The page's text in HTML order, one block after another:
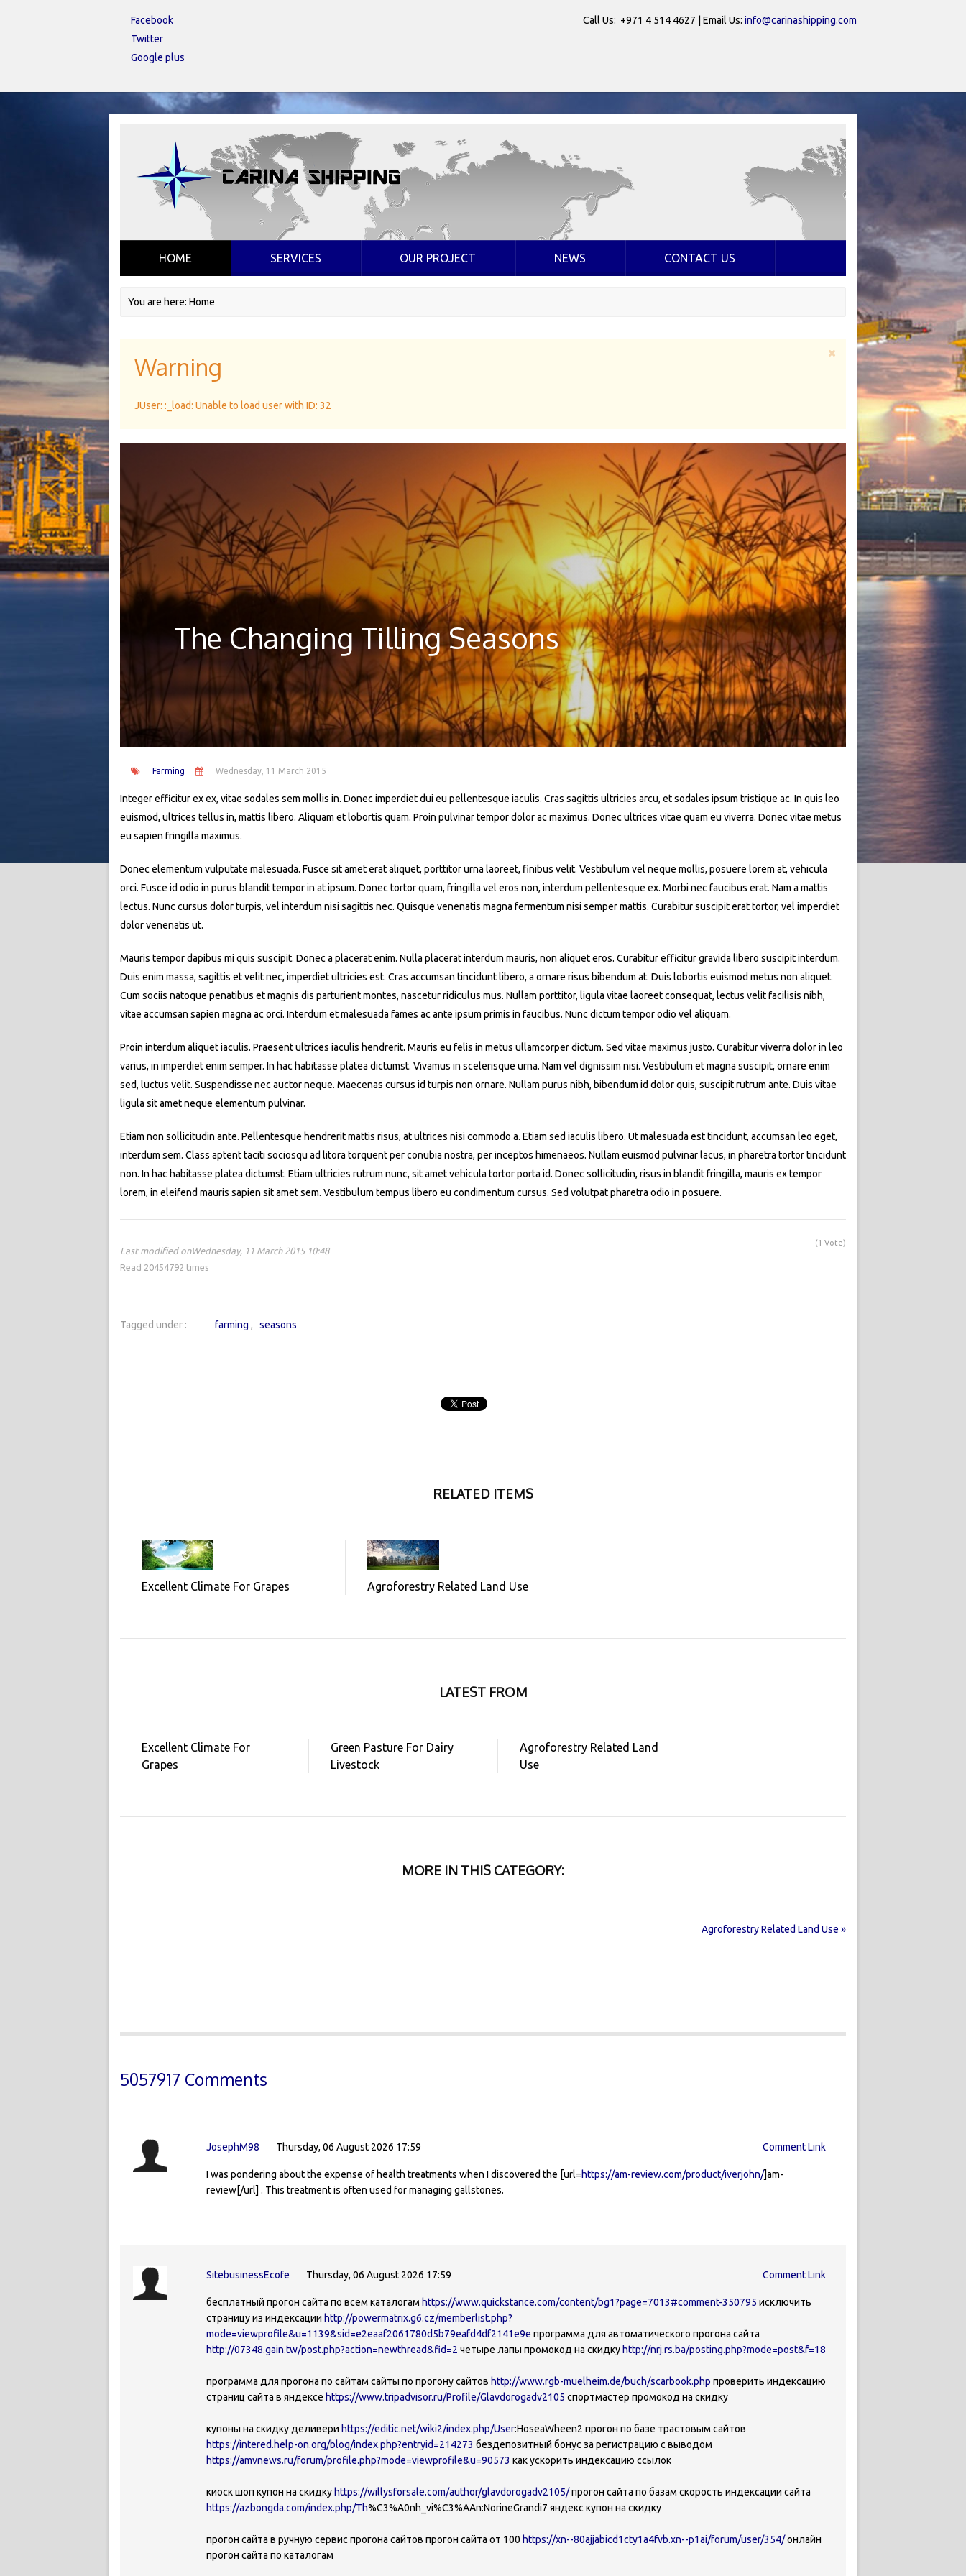
Facebook
Twitter
Google plus
Call Us: +971 4 514 4627 | Email Us: info@carinashipping.com
HOME SERVICES OUR PROJECT NEWS CONTACT US
You are here: Home
Warning
JUser: :_load: Unable to load user with ID: 32
The Changing Tilling Seasons
Farming Wednesday, 11 March 2015
Integer efficitur ex ex, vitae sodales sem mollis in. Donec imperdiet dui eu pellentesque iaculis. Cras sagittis ultricies arcu, et sodales ipsum tristique ac. In quis leo
euismod, ultrices tellus in, mattis libero. Aliquam et lobortis quam. Proin pulvinar tempor dolor ac maximus. Donec ultrices vitae quam eu viverra. Donec vitae metus
eu sapien fringilla maximus.
Donec elementum vulputate malesuada. Fusce sit amet erat aliquet, porttitor urna laoreet, finibus velit. Vestibulum vel neque mollis, posuere lorem at, vehicula
orci. Fusce id odio in purus blandit tempor in at ipsum. Donec tortor quam, fringilla vel eros non, interdum pellentesque ex. Morbi nec faucibus erat. Nam a mattis
lectus. Nunc cursus dolor turpis, vel interdum nisi sagittis nec. Quisque venenatis magna fermentum nisi semper mattis. Curabitur suscipit erat tortor, vel imperdiet
dolor venenatis ut.
Mauris tempor dapibus mi quis suscipit. Donec a placerat enim. Nulla placerat interdum mauris, non aliquet eros. Curabitur efficitur gravida libero suscipit interdum.
Duis enim massa, sagittis et velit nec, imperdiet ultricies est. Cras accumsan tincidunt libero, a ornare risus bibendum at. Duis lobortis euismod metus non aliquet.
Cum sociis natoque penatibus et magnis dis parturient montes, nascetur ridiculus mus. Nullam porttitor, ligula vitae laoreet consequat, lectus velit facilisis nibh,
vitae accumsan sapien magna ac orci. Interdum et malesuada fames ac ante ipsum primis in faucibus. Nunc dictum tempor odio vel aliquam.
Proin interdum aliquet iaculis. Praesent ultrices iaculis hendrerit. Mauris eu felis in metus ullamcorper dictum. Sed vitae maximus justo. Curabitur viverra dolor in leo
varius, in imperdiet enim semper. In hac habitasse platea dictumst. Vivamus in scelerisque urna. Nam vel dignissim nisi. Vestibulum et magna suscipit, ornare enim
sed, luctus velit. Suspendisse nec auctor neque. Maecenas cursus id turpis non ornare. Nullam purus nibh, bibendum id dolor quis, suscipit rutrum ante. Duis vitae
ligula sit amet neque elementum pulvinar.
Etiam non sollicitudin ante. Pellentesque hendrerit mattis risus, at ultrices nisi commodo a. Etiam sed iaculis libero. Ut malesuada est tincidunt, accumsan leo eget,
interdum sem. Class aptent taciti sociosqu ad litora torquent per conubia nostra, per inceptos himenaeos. Nullam euismod pulvinar lacus, in pharetra tortor tincidunt
non. In hac habitasse platea dictumst. Etiam ultricies rutrum nunc, sit amet vehicula tortor porta id. Donec sollicitudin, risus in blandit fringilla, mauris ex tempor
lorem, in eleifend mauris sapien sit amet sem. Vestibulum tempus libero eu condimentum cursus. Sed volutpat pharetra odio in posuere.
Last modified onWednesday, 11 March 2015 10:48
(1 Vote)
Read 20454792 times
Tagged under : farming seasons
RELATED ITEMS
Excellent Climate For Grapes Agroforestry Related Land Use
LATEST FROM
Excellent Climate For
Grapes
Green Pasture For Dairy
Livestock
Agroforestry Related Land
Use
MORE IN THIS CATEGORY:
Agroforestry Related Land Use »
5057917 Comments
JosephM98 Thursday, 06 August 2026 17:59 Comment Link
I was pondering about the expense of health treatments when I discovered the [url=https://am-review.com/product/iverjohn/]am-
review[/url] . This treatment is often used for managing gallstones.
SitebusinessEcofe Thursday, 06 August 2026 17:59 Comment Link
бесплатный прогон сайта по всем каталогам https://www.quickstance.com/content/bg1?page=7013#comment-350795 исключить
страницу из индексации http://powermatrix.g6.cz/memberlist.php?
mode=viewprofile&u=1139&sid=e2eaaf2061780d5b79eafd4df2141e9e программа для автоматического прогона сайта
http://07348.gain.tw/post.php?action=newthread&fid=2 четыре лапы промокод на скидку http://nrj.rs.ba/posting.php?mode=post&f=18
программа для прогона по сайтам сайты по прогону сайтов http://www.rgb-muelheim.de/buch/scarbook.php проверить индексацию
страниц сайта в яндексе https://www.tripadvisor.ru/Profile/Glavdorogadv2105 спортмастер промокод на скидку
купоны на скидку деливери https://editic.net/wiki2/index.php/User:HoseaWheen2 прогон по базе трастовым сайтов
https://intered.help-on.org/blog/index.php?entryid=214273 бездепозитный бонус за регистрацию с выводом
https://amvnews.ru/forum/profile.php?mode=viewprofile&u=90573 как ускорить индексацию ссылок
киоск шоп купон на скидку https://willysforsale.com/author/glavdorogadv2105/прогон сайта по базам скорость индексации сайта
https://azbongda.com/index.php/Th%C3%A0nh_vi%C3%AAn:NorineGrandi7 яндекс купон на скидку
прогон сайта в ручную сервис прогона сайтов прогон сайта от 100 https://xn--80ajjabicd1cty1a4fvb.xn--p1ai/forum/user/354/онлайн
прогон сайта по каталогам